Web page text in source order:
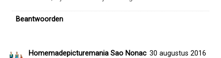
Beantwoorden
Homemadepicturemania Sao Nonac 30 augustus 2016